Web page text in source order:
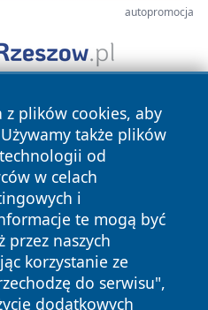
autopromocja
z plików cookies, aby
także plików
od
w celach
i
te mogą być
przez naszych
korzystanie ze
do serwisu",
dodatkowych
Wszystkie prawa
Polityka